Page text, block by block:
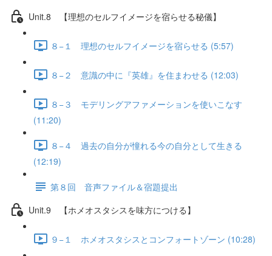
Unit.8 【理想のセルフイメージを宿らせる秘儀】
８−１ 理想のセルフイメージを宿らせる (5:57)
８−２ 意識の中に『英雄』を住まわせる (12:03)
８−３ モデリングアファメーションを使いこなす
(11:20)
８−４ 過去の自分が憧れる今の自分として生きる
(12:19)
第８回 音声ファイル＆宿題提出
Unit.9 【ホメオスタシスを味方につける】
９−１ ホメオスタシスとコンフォートゾーン (10:28)